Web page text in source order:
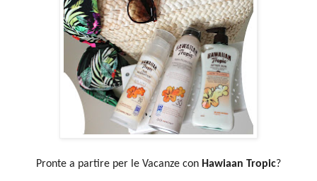
Pronte a partire per le Vacanze con Hawiaan Tropic?